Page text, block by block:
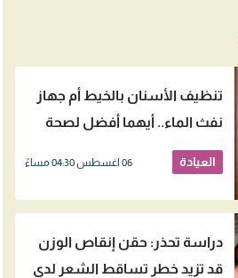
تنظيف الأسنان بالخيط أم جهاز
نفث الماء.. أيهما أفضل لصحة
اللثة؟
العيادة 06 اغسطس 04:30 مساءً
دراسة تحذر: حقن إنقاص الوزن
قد تزيد خطر تساقط الشعر لدى